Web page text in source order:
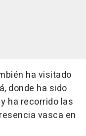
ha visitado
donde ha sido
ha recorrido las
vasca en